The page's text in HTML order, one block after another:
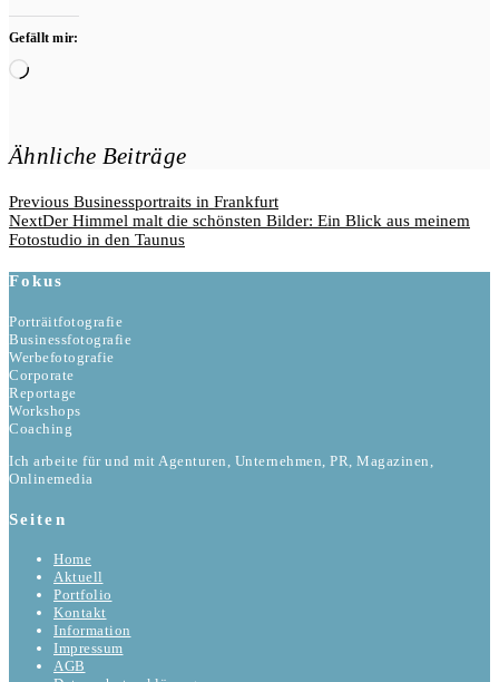
Gefällt mir:
Wird
Ähnliche Beiträge
Beitragsnavigation
Previous
Post
Previous Businessportraits in Frankfurt
Next
Post
NextDer Himmel malt die schönsten Bilder: Ein Blick aus meinem
Fotostudio in den Taunus
Fokus
Porträitfotografie
Businessfotografie
Werbefotografie
Corporate
Reportage
Workshops
Coaching
Ich arbeite für und mit Agenturen, Unternehmen, PR, Magazinen,
Onlinemedia
Seiten
Home
Aktuell
Portfolio
Kontakt
Information
Impressum
AGB